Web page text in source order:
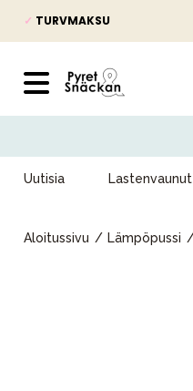
✓ TURVMAKSU
Uutisia Lastenvaunut
Aloitussivu Lämpöpussi